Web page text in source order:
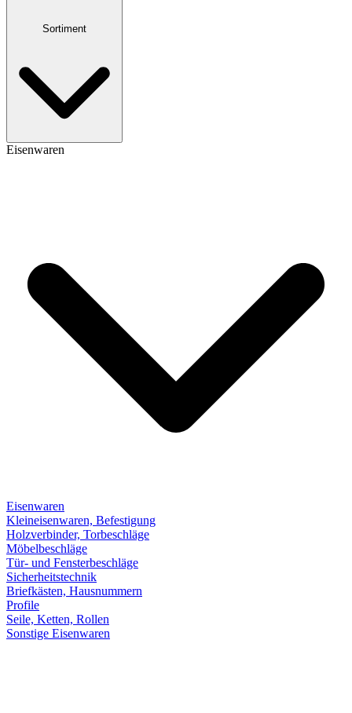
Sortiment
Eisenwaren
Eisenwaren
Kleineisenwaren, Befestigung
Holzverbinder, Torbeschläge
Möbelbeschläge
Tür- und Fensterbeschläge
Sicherheitstechnik
Briefkästen, Hausnummern
Profile
Seile, Ketten, Rollen
Sonstige Eisenwaren